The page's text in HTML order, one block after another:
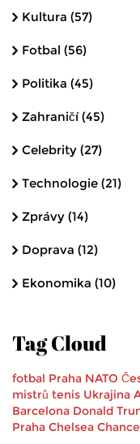
Kultura (57)
Fotbal (56)
Politika (45)
Zahraničí(45)
Celebrity (27)
Technologie (21)
Zprávy (14)
Doprava (12)
Ekonomika (10)
Tag Cloud
fotbal Praha NATO
mistrů tenis Ukrajina
Barcelona Donald
Praha Chelsea